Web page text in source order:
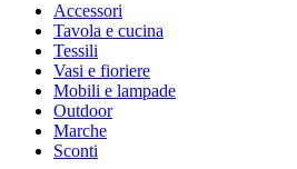
Accessori
Tavola e cucina
Tessili
Vasi e fioriere
Mobili e lampade
Outdoor
Marche
Sconti